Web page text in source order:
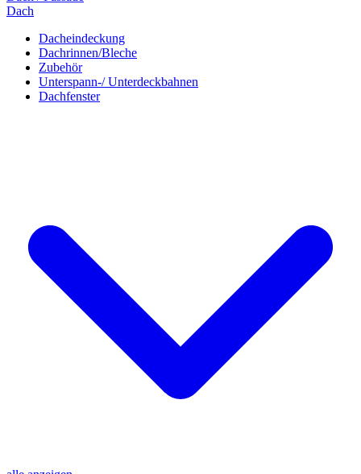
Dach
Dacheindeckung
Dachrinnen/Bleche
Zubehör
Unterspann-/ Unterdeckbahnen
Dachfenster